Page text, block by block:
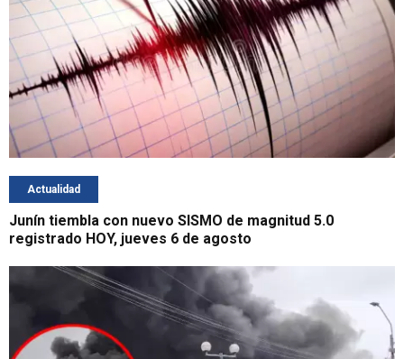
Actualidad
Junín tiembla con nuevo SISMO de magnitud 5.0
registrado HOY, jueves 6 de agosto